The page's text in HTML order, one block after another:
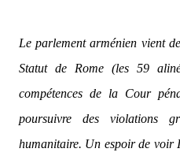
Le parlement arménien vient
Statut de Rome (les 59
compétences de la Cour
poursuivre des violations
humanitaire. Un espoir de voir